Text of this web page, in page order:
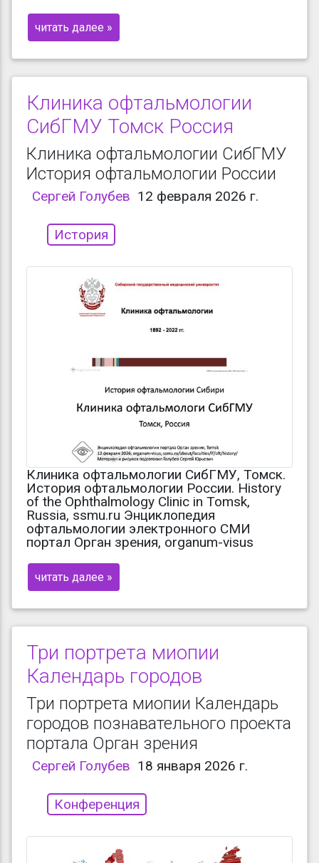
читать далее »
Клиника офтальмологии
СибГМУ Томск Россия
Клиника офтальмологии СибГМУ
История офтальмологии России
Сергей Голубев 12 февраля 2026 г.
История
Клиника офтальмологии СибГМУ, Томск.
История офтальмологии России. History
of the Ophthalmology Clinic in Tomsk,
Russia, ssmu.ru Энциклопедия
офтальмологии электронного СМИ
портал Орган зрения, organum-visus
читать далее »
Три портрета миопии
Календарь городов
Три портрета миопии Календарь
городов познавательного проекта
портала Орган зрения
Сергей Голубев 18 января 2026 г.
Конференция